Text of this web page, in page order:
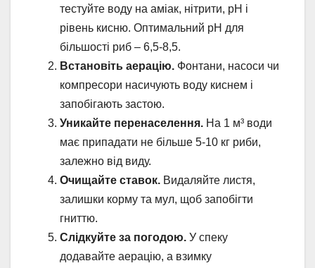
тестуйте воду на аміак, нітрити, pH і
рівень кисню. Оптимальний pH для
більшості риб – 6,5-8,5.
Встановіть аерацію. Фонтани, насоси чи
компресори насичують воду киснем і
запобігають застою.
Уникайте перенаселення. На 1 м³ води
має припадати не більше 5-10 кг риби,
залежно від виду.
Очищайте ставок. Видаляйте листя,
залишки корму та мул, щоб запобігти
гниттю.
Слідкуйте за погодою. У спеку
додавайте аерацію, а взимку